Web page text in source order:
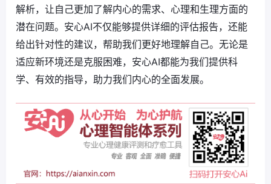
解析，让自己更加了解内心的需求、心理和生理方面的
潜在问题。安心AI不仅能够提供详细的评估报告，还能
给出针对性的建议，帮助我们更好地理解自己。无论是
适应新环境还是克服困难，安心AI都能为我们提供科
学、有效的指导，助力我们内心的全面发展。